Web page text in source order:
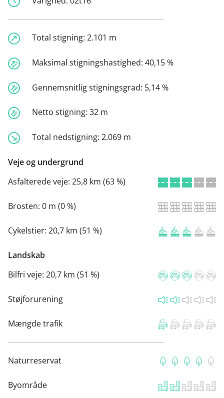
Total stigning: 2.101 m
Maksimal stigningshastighed: 40,15 %
Gennemsnitlig stigningsgrad: 5,14 %
Netto stigning: 32 m
Total nedstigning: 2.069 m
Veje og undergrund
Asfalterede veje: 25,8 km (63 %)
Brosten: 0 m (0 %)
Cykelstier: 20,7 km (51 %)
Landskab
Bilfri veje: 20,7 km (51 %)
Støjforurening
Mængde trafik
Naturreservat
Byområde